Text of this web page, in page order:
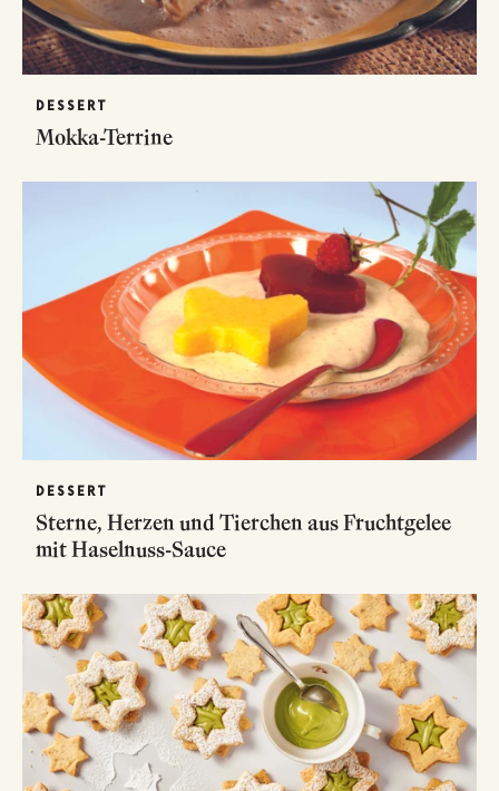
DESSERT
Mokka-Terrine
DESSERT
Sterne, Herzen und Tierchen aus Fruchtgelee
mit Haselnuss-Sauce